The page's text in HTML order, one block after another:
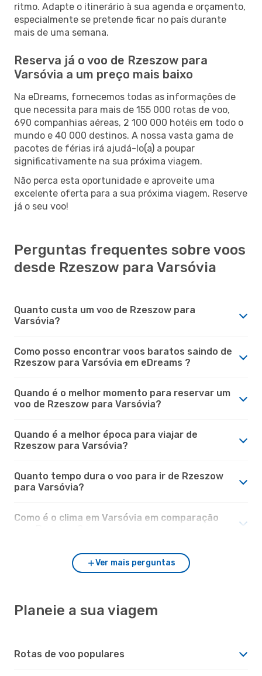
ritmo. Adapte o itinerário à sua agenda e orçamento,
especialmente se pretende ficar no país durante
mais de uma semana.
Reserva já o voo de Rzeszow para
Varsóvia a um preço mais baixo
Na eDreams, fornecemos todas as informações de
que necessita para mais de 155 000 rotas de voo,
690 companhias aéreas, 2 100 000 hotéis em todo o
mundo e 40 000 destinos. A nossa vasta gama de
pacotes de férias irá ajudá-lo(a) a poupar
significativamente na sua próxima viagem.
Não perca esta oportunidade e aproveite uma
excelente oferta para a sua próxima viagem. Reserve
já o seu voo!
Perguntas frequentes sobre voos
desde Rzeszow para Varsóvia
Quanto custa um voo de Rzeszow para
Varsóvia?
Como posso encontrar voos baratos saindo de
Rzeszow para Varsóvia em eDreams ?
Quando é o melhor momento para reservar um
voo de Rzeszow para Varsóvia?
Quando é a melhor época para viajar de
Rzeszow para Varsóvia?
Quanto tempo dura o voo para ir de Rzeszow
para Varsóvia?
Como é o clima em Varsóvia em comparação
Ver mais perguntas
Planeie a sua viagem
Rotas de voo populares